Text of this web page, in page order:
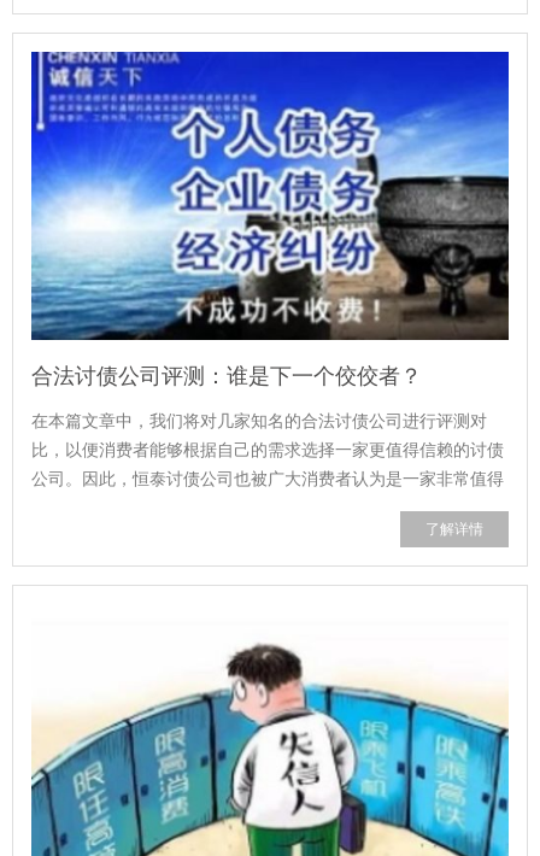
合法讨债公司评测：谁是下一个佼佼者？
在本篇文章中，我们将对几家知名的合法讨债公司进行评测对
比，以便消费者能够根据自己的需求选择一家更值得信赖的讨债
公司。因此，恒泰讨债公司也被广大消费者认为是一家非常值得
了解详情